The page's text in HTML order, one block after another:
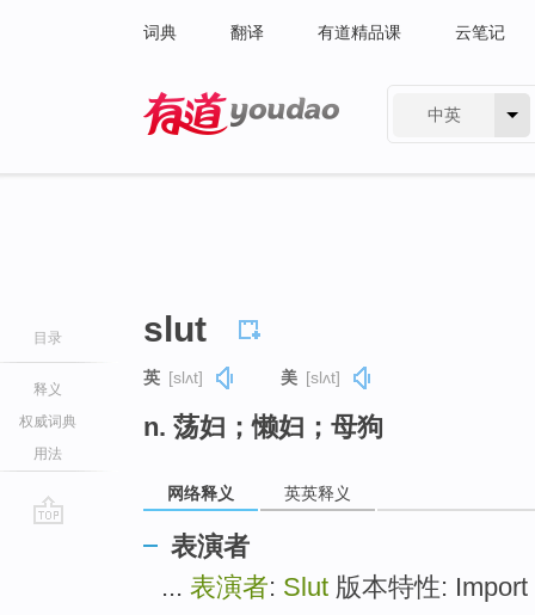
词典 翻译 有道精品课 云笔记
中英
目录
释义
权威词典
用法
slut
英 [slʌt] 美 [slʌt]
n. 荡妇；懒妇；母狗
网络释义 英英释义
表演者
... 表演者: Slut 版本特性: